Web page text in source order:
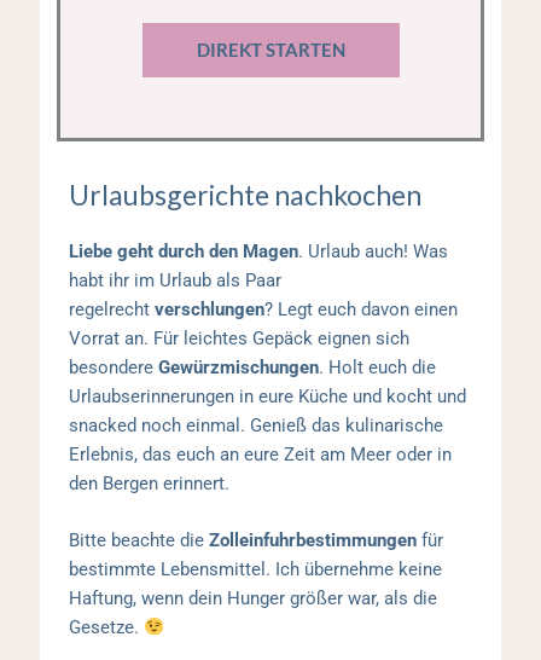
DIREKT STARTEN
Urlaubsgerichte nachkochen
Liebe geht durch den Magen. Urlaub auch! Was
habt ihr im Urlaub als Paar
regelrechtverschlungen? Legt euch davon einen
Vorrat an. Für leichtes Gepäck eignen sich
besondereGewürzmischungen. Holt euch die
Urlaubserinnerungen in eure Küche und kocht und
snacked noch einmal. Genieß das kulinarische
Erlebnis, das euch an eure Zeit am Meer oder in
den Bergen erinnert.
Bitte beachte dieZolleinfuhrbestimmungen für
bestimmte Lebensmittel. Ich übernehme keine
Haftung, wenn dein Hunger größer war, als die
Gesetze.